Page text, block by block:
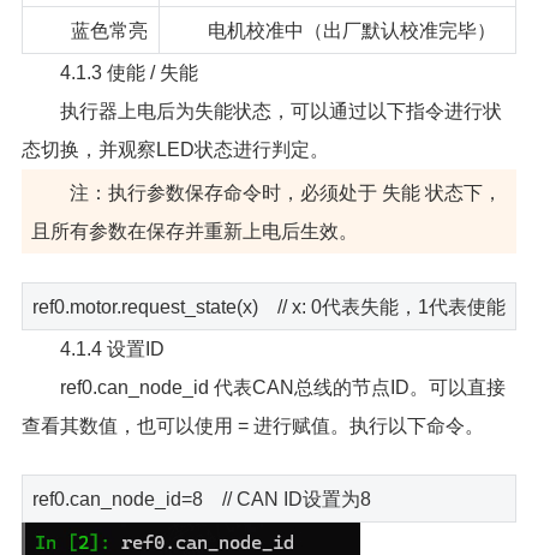
蓝色常亮 电机校准中（出厂默认校准完毕）
4.1.3 使能 / 失能
执行器上电后为失能状态，可以通过以下指令进行状
态切换，并观察LED状态进行判定。
注：执行参数保存命令时，必须处于 失能 状态下，
且所有参数在保存并重新上电后生效。
ref0.motor.request_state(x) // x: 0代表失能，1代表使能
4.1.4 设置ID
ref0.can_node_id 代表CAN总线的节点ID。可以直接
查看其数值，也可以使用 = 进行赋值。执行以下命令。
ref0.can_node_id=8 // CAN ID设置为8